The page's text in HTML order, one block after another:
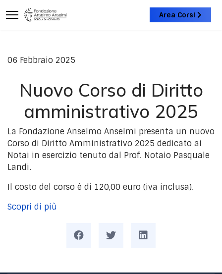
Area Corsi
06 Febbraio 2025
Nuovo Corso di Diritto
amministrativo 2025
La Fondazione Anselmo Anselmi presenta un nuovo
Corso di Diritto Amministrativo 2025 dedicato ai
Notai in esercizio tenuto dal Prof. Notaio Pasquale
Landi.
Il costo del corso è di 120,00 euro (iva inclusa).
Scopri di più